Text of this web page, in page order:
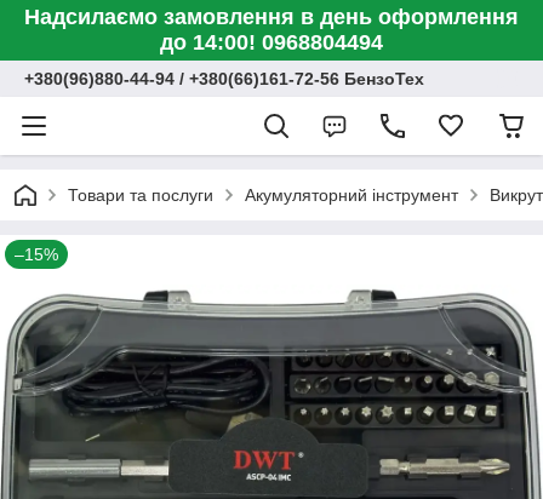
Надсилаємо замовлення в день оформлення
до 14:00! 0968804494
+380(96)880-44-94 / +380(66)161-72-56 БензоТех
Товари та послуги Акумуляторний інструмент
–15%